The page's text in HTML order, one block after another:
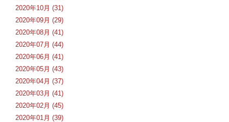
2020年10月 (31)
2020年09月 (29)
2020年08月 (41)
2020年07月 (44)
2020年06月 (41)
2020年05月 (43)
2020年04月 (37)
2020年03月 (41)
2020年02月 (45)
2020年01月 (39)